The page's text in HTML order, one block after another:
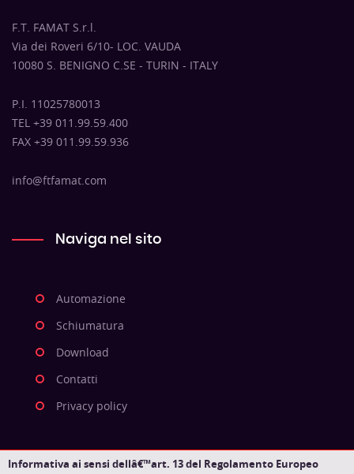
F.T. FAMAT S.r.l.
Via dei Roveri 6/10- LOC. VAUDA
10080 S. BENIGNO C.SE - TURIN - ITALY
P.I. 11025780013
TEL +39 011.99.59.400
FAX +39 011.99.59.936
info@ftfamat.com
Naviga nel sito
Automazione
Schiumatura
Download
Contatti
Privacy policy
Informativa ai sensi dellâ€™art. 13 del Regolamento Europeo